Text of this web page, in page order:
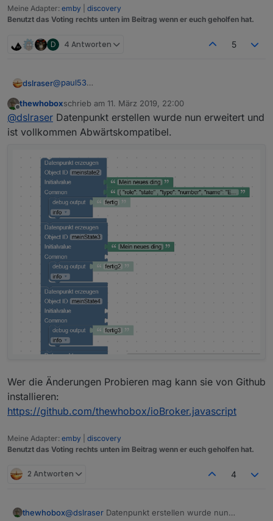
Meine Adapter: emby
discovery
Benutzt das Voting rechts unten im Beitrag wenn er euch geholfen hat.
D 4 Antworten 5
dslraser@paul53
ich nicht angeben. Ich muß dann also immer nochmal
da rein und zusätzliche Angaben machen bzw.
ändern.
Offline
thewhoboxschrieb am 11. März 2019, 22:00
zuletzt editiert von
@dslraser Datenpunkt erstellen wurde nun erweitert und
ist vollkommen Abwärtskompatibel.
Wer die Änderungen Probieren mag kann sie von Github
installieren:
https://github.com/thewhobox/ioBroker.javascript
Meine Adapter: emby
discovery
Benutzt das Voting rechts unten im Beitrag wenn er euch geholfen hat.
2 Antworten 4
thewhobox@dslraser Datenpunkt erstellen wurde nun